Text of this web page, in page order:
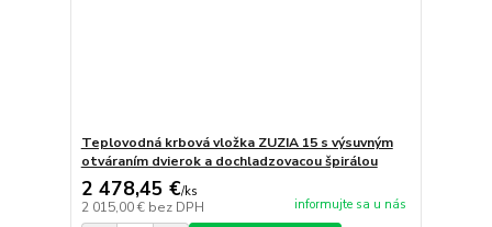
Teplovodná krbová vložka ZUZIA 15 s výsuvným
otváraním dvierok a dochladzovacou špirálou
2 478,45 €/ks
2 015,00 € bez DPH informujte sa u nás